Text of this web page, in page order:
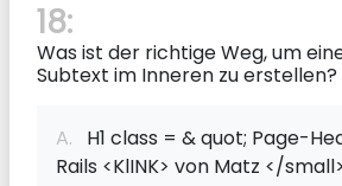
18:
Was ist der richtige Weg, um
Subtext im Inneren zu erstellen?
A. H1 class = & quot; Page-
Rails <KlINK> von Matz </